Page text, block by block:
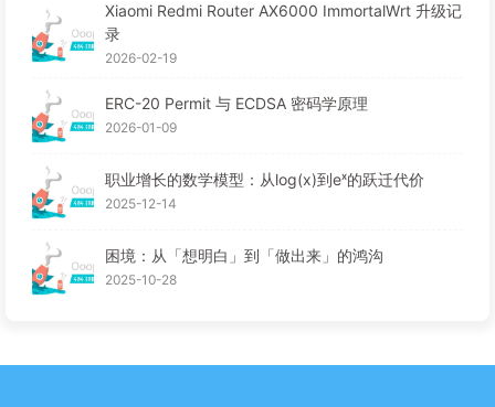
Xiaomi Redmi Router AX6000 ImmortalWrt 升级记
录
2026-02-19
ERC-20 Permit 与 ECDSA 密码学原理
2026-01-09
职业增长的数学模型：从log(x)到eˣ的跃迁代价
2025-12-14
困境：从「想明白」到「做出来」的鸿沟
2025-10-28